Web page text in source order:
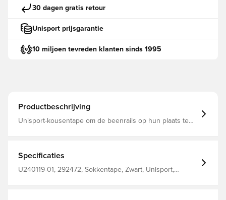
30 dagen gratis retour
Unisport prijsgarantie
10 miljoen tevreden klanten sinds 1995
Productbeschrijving
Unisport-kousentape om de beenrails op hun plaats te
Specificaties
U240119-01, 292472, Sokkentape, Zwart, Unisport,